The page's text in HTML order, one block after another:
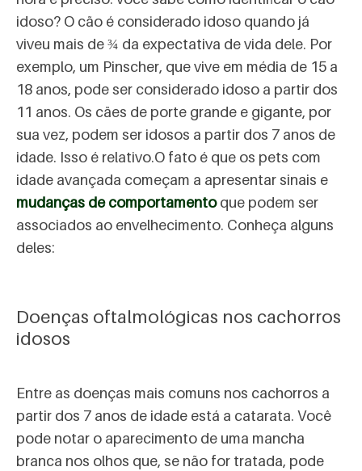
idoso? O cão é considerado idoso quando já
viveu mais de ¾ da expectativa de vida dele. Por
exemplo, um Pinscher, que vive em média de 15 a
18 anos, pode ser considerado idoso a partir dos
11 anos. Os cães de porte grande e gigante, por
sua vez, podem ser idosos a partir dos 7 anos de
idade. Isso é relativo.O fato é que os pets com
idade avançada começam a apresentar sinais e
mudanças de comportamentoque podem ser
associados ao envelhecimento. Conheça alguns
deles:
Doenças oftalmológicas nos cachorros
idosos
Entre as doenças mais comuns nos cachorros a
partir dos 7 anos de idade está a catarata. Você
pode notar o aparecimento de uma mancha
branca nos olhos que, se não for tratada, pode